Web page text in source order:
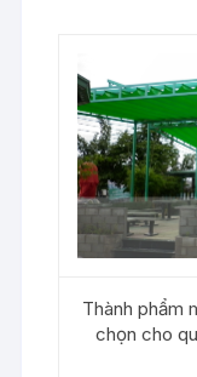
Thành phẩm
chọn cho